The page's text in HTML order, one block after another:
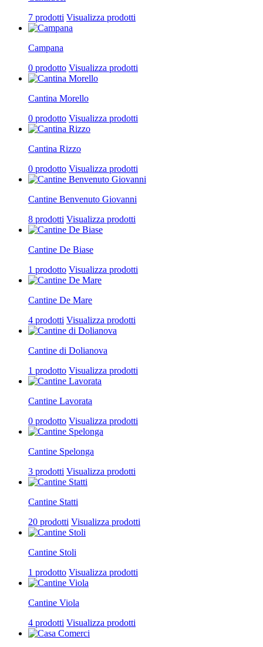
7 prodotti Visualizza prodotti
Campana
0 prodotto Visualizza prodotti
Cantina Morello
0 prodotto Visualizza prodotti
Cantina Rizzo
0 prodotto Visualizza prodotti
Cantine Benvenuto Giovanni
8 prodotti Visualizza prodotti
Cantine De Biase
1 prodotto Visualizza prodotti
Cantine De Mare
4 prodotti Visualizza prodotti
Cantine di Dolianova
1 prodotto Visualizza prodotti
Cantine Lavorata
0 prodotto Visualizza prodotti
Cantine Spelonga
3 prodotti Visualizza prodotti
Cantine Statti
20 prodotti Visualizza prodotti
Cantine Stoli
1 prodotto Visualizza prodotti
Cantine Viola
4 prodotti Visualizza prodotti